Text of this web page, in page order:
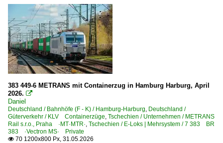
383 449-6 METRANS mit Containerzug in Hamburg Harburg, April
2026. 
Daniel
Deutschland / Bahnhöfe (F - K) / Hamburg-Harburg, Deutschland /
Güterverkehr / KLV Containerzüge, Tschechien / Unternehmen / METRANS
Rail s.r.o., Praha ·MT·MTR·, Tschechien / E-Loks | Mehrsystem / 7 383 BR
383 ·Vectron MS· Private
 70 1200x800 Px, 31.05.2026